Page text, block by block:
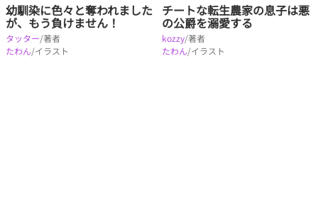
幼馴染に色々と奪われました
が、もう負けません！
タッター/著者
たわん/イラスト
チートな転生農家の息子は悪
の公爵を溺愛する
kozzy/著者
たわん/イラスト